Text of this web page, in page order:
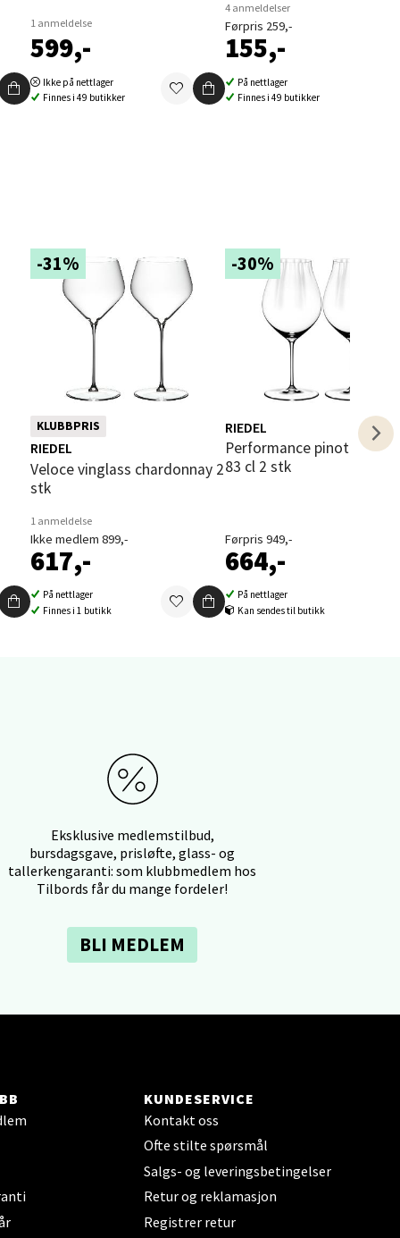
1 anmeldelse
599,-
Ikke på nettlager
Finnes i 49 butikker
4 anmeldelser
Førpris 259,-
155,-
På nettlager
Finnes i 49 butikker
-31%
KLUBBPRIS
RIEDEL
Veloce vinglass chardonnay 2
stk
1 anmeldelse
Ikke medlem 899,-
617,-
På nettlager
Finnes i 1 butikk
-30%
RIEDEL
Performance pinot noir glass
83 cl 2 stk
Førpris 949,-
664,-
På nettlager
Kan sendes til butikk
Eksklusive medlemstilbud,
bursdagsgave, prisløfte, glass- og
tallerkengaranti: som klubbmedlem hos
Tilbords får du mange fordeler!
BLI MEDLEM
KUNDESERVICE
Kontakt oss
Ofte stilte spørsmål
Salgs- og leveringsbetingelser
Retur og reklamasjon
Registrer retur